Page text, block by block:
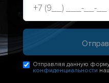
Отправляя данную
конфиденциальности